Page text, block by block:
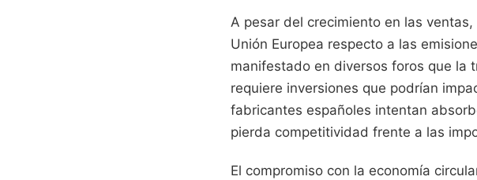
A pesar del crecimiento en las
Unión Europea respecto a las
manifestado en diversos foros que la
requiere inversiones que podrían
fabricantes españoles intentan
pierda competitividad frente a las
El compromiso con la economía